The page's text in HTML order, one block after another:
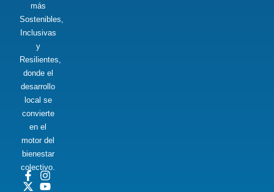
más
Sostenibles,
Inclusivas
y
Resilientes,
donde el
desarrollo
local se
convierte
en el
motor del
bienestar
colectivo.